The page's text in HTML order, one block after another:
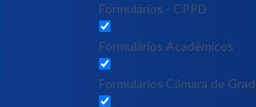
Formulários - CPPD
Formulários Acadêmicos
Formulários Câmara de